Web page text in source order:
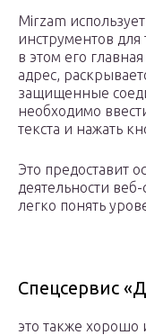
Mirzam
инструментов
в этом его
адрес,
защищенные
необходимо
текста и нажать
Это предоставит
деятельности
легко понять
Спецсервис
это также